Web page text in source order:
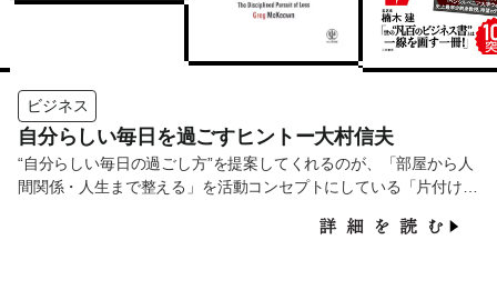
ビジネス
自分らしい毎日を過ごすヒントー大村信夫
“自分らしい毎日の過ごし方”を提案してくれるのが、「部屋から人
間関係・人生まで整える」を活動コンセプトにしている「片付けパ